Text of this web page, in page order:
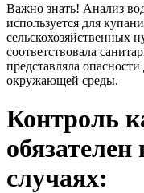
Важно знать! Анализ
используется для
сельскохозяйственных
соответствовала
представляла
окружающей среды.
Контроль
случаях: